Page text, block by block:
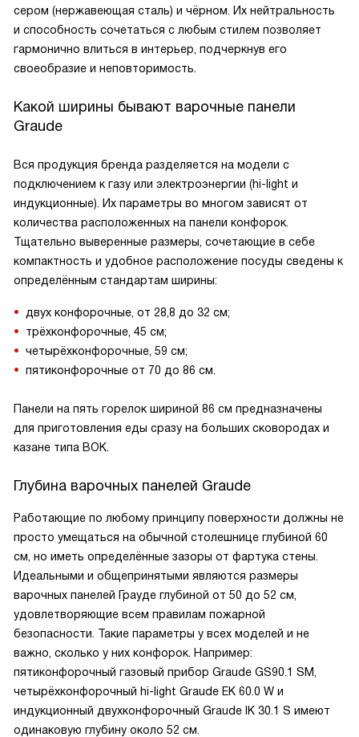
сером (нержавеющая сталь) и чёрном. Их нейтральность
и способность сочетаться с любым стилем позволяет
гармонично влиться в интерьер, подчеркнув его
своеобразие и неповторимость.
Какой ширины бывают варочные панели
Graude
Вся продукция бренда разделяется на модели с
подключением к газу или электроэнергии (hi-light и
индукционные). Их параметры во многом зависят от
количества расположенных на панели конфорок.
Тщательно выверенные размеры, сочетающие в себе
компактность и удобное расположение посуды сведены к
определённым стандартам ширины:
двух конфорочные, от 28,8 до 32 см;
трёхконфорочные, 45 см;
четырёхконфорочные, 59 см;
пятиконфорочные от 70 до 86 см.
Панели на пять горелок шириной 86 см предназначены
для приготовления еды сразу на больших сковородах и
казане типа ВОК.
Глубина варочных панелей Graude
Работающие по любому принципу поверхности должны не
просто умещаться на обычной столешнице глубиной 60
см, но иметь определённые зазоры от фартука стены.
Идеальными и общепринятыми являются размеры
варочных панелей Грауде глубиной от 50 до 52 см,
удовлетворяющие всем правилам пожарной
безопасности. Такие параметры у всех моделей и не
важно, сколько у них конфорок. Например:
пятиконфорочный газовый прибор Graude GS90.1 SM,
четырёхконфорочный hi-light Graude EK 60.0 W и
индукционный двухконфорочный Graude IK 30.1 S имеют
одинаковую глубину около 52 см.